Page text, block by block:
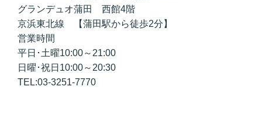
グランデュオ蒲田 西館4階
京浜東北線 【蒲田駅から徒歩2分】
営業時間
平日･土曜10:00～21:00
日曜･祝日10:00～20:30
TEL:03-3251-7770